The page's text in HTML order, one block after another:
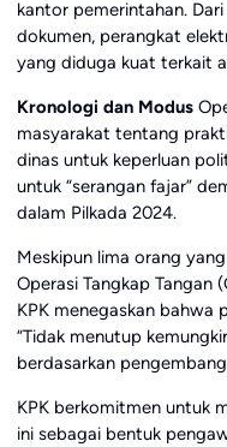
kantor pemerintahan.
dokumen, perangkat
yang diduga kuat terkait
Kronologi dan Modus
masyarakat tentang
dinas untuk keperluan
untuk “serangan fajar”
dalam Pilkada 2024.
Meskipun lima orang
Operasi Tangkap Tangan
KPK menegaskan bahwa
“Tidak menutup
berdasarkan
KPK berkomitmen untuk
ini sebagai bentuk